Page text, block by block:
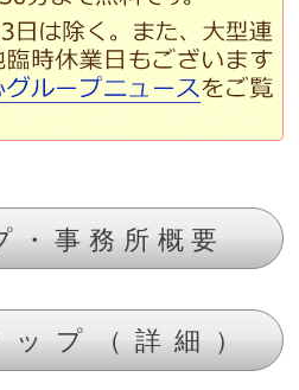
・事務所概要
プ（詳細）